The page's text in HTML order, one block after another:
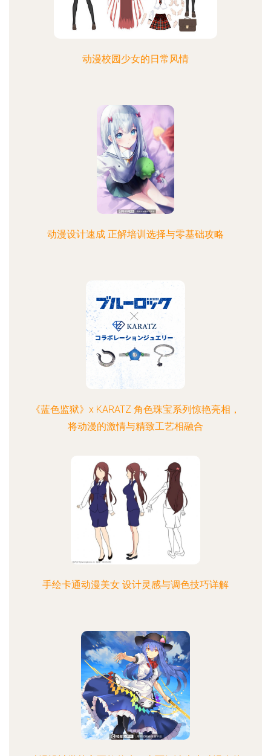
动漫校园少女的日常风情
动漫设计速成 正解培训选择与零基础攻略
《蓝色监狱》x KARATZ 角色珠宝系列惊艳亮相，
将动漫的激情与精致工艺相融合
手绘卡通动漫美女 设计灵感与调色技巧详解